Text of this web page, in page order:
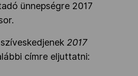
ünnepségre 2017
2017
címre eljuttatni: